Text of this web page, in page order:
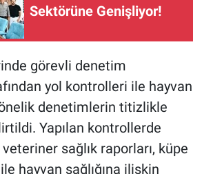
Sektörüne Genişliyor!
görevli denetim
yol kontrolleri ile hayvan
denetimlerin titizlikle
Yapılan kontrollerde
sağlık raporları, küpe
hayvan sağlığına ilişkin